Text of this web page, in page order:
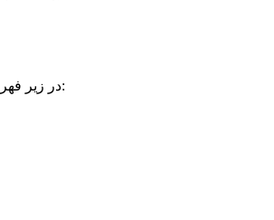
در زیر فهرستی از اسامی شهدای روحانی استان گیلان که در ایام انقلاب اسلامی و دفاع مقدس به فیض شهادت نائل آمدند ارائه خواهد شد: